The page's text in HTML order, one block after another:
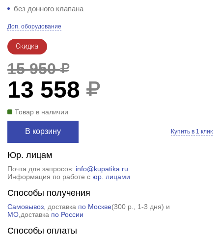
без донного клапана
Доп. оборудование
Скидка
15 950
13 558
Товар в наличии
В корзину Купить в 1 клик
Юр. лицам
Почта для запросов: info@kupatika.ru
Информация по работе с юр. лицами
Способы получения
Самовывоз, доставка по Москве(300 р.
, 1-3 дня) и
МО,доставка по России
Способы оплаты